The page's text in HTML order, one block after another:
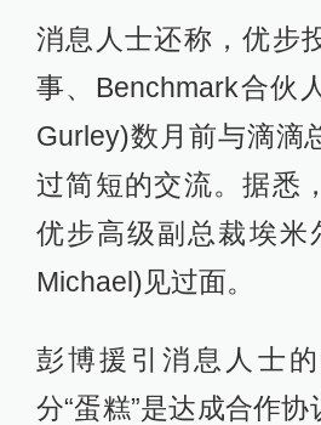
消息人士还称，优步
事、Benchmark合伙
Gurley)数月前与滴滴
过简短的交流。据悉
优步高级副总裁埃米
Michael)见过面。
彭博援引消息人士
分“蛋糕”是达成合作